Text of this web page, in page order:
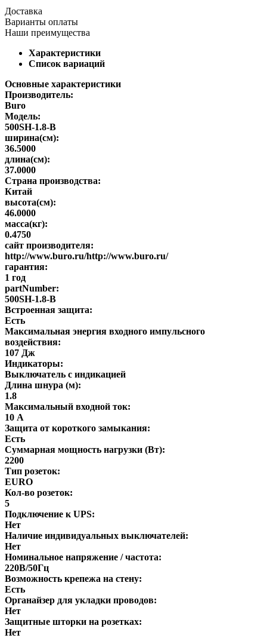
Доставка
Варианты оплаты
Наши преимущества
Характеристики
Список вариаций
Основные характеристики
Производитель:
Buro
Модель:
500SH-1.8-B
ширина(см):
36.5000
длина(см):
37.0000
Страна производства:
Китай
высота(см):
46.0000
масса(кг):
0.4750
сайт производителя:
http://www.buro.ru/http://www.buro.ru/
гарантия:
1 год
partNumber:
500SH-1.8-B
Встроенная защита:
Есть
Максимальная энергия входного импульсного
воздействия:
107 Дж
Индикаторы:
Выключатель с индикацией
Длина шнура (м):
1.8
Максимальный входной ток:
10 А
Защита от короткого замыкания:
Есть
Суммарная мощность нагрузки (Вт):
2200
Тип розеток:
EURO
Кол-во розеток:
5
Подключение к UPS:
Нет
Наличие индивидуальных выключателей:
Нет
Номинальное напряжение / частота:
220В/50Гц
Возможность крепежа на стену:
Есть
Органайзер для укладки проводов:
Нет
Защитные шторки на розетках:
Нет